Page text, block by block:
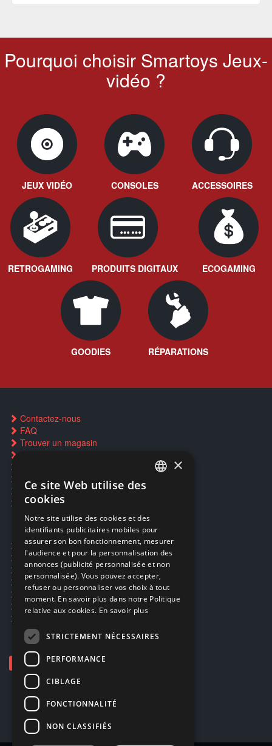
Pourquoi choisir Smartoys Jeux-
vidéo ?
JEUX VIDÉO CONSOLES ACCESSOIRES
RETROGAMING PRODUITS DIGITAUX ECOGAMING
GOODIES RÉPARATIONS
Contactez-nous
FAQ
Trouver un magasin
Restauration CD griffés
Réparations & SAV
Smartpoints
Ecogaming
Expédition & retours
Confidentialité
Conditions générales
EA Sport UFC 6
Call of Duty: Modern Warfare 4
Rachat et revente de jeux en cash
ENGLISH
×
Ce site Web utilise des
cookies
Notre site utilise des cookies et des
identifiants publicitaires mobiles pour
assurer son bon fonctionnement, mesurer
l'audience et pour la personnalisation des
annonces (publicité personnalisée et non
personnalisée). Vous pouvez accepter,
refuser ou personnaliser vos choix à tout
moment. En savoir plus dans notre Politique
relative aux cookies. En savoir plus
STRICTEMENT NÉCESSAIRES
PERFORMANCE
CIBLAGE
FONCTIONNALITÉ
NON CLASSIFIÉS